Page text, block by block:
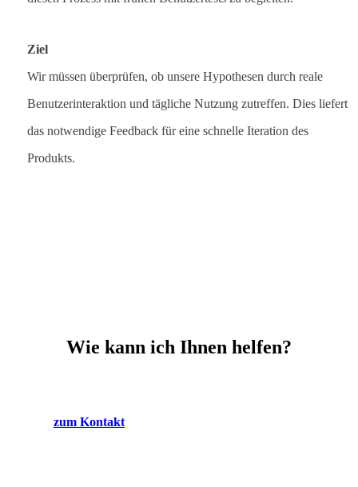
Ziel
Wir müssen überprüfen, ob unsere Hypothesen durch reale
Benutzerinteraktion und tägliche Nutzung zutreffen. Dies liefert
das notwendige Feedback für eine schnelle Iteration des
Produkts.
Wie kann ich Ihnen helfen?
zum Kontakt